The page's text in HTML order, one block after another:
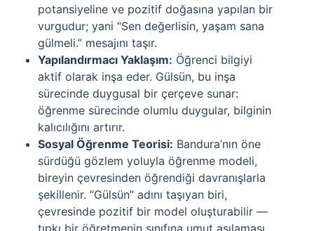
potansiyeline ve pozitif doğasına yapılan bir
vurgudur; yani “Sen değerlisin, yaşam sana
gülmeli.” mesajını taşır.
Yapılandırmacı Yaklaşım: Öğrenci bilgiyi
aktif olarak inşa eder. Gülsün, bu inşa
sürecinde duygusal bir çerçeve sunar:
öğrenme sürecinde olumlu duygular, bilginin
kalıcılığını artırır.
Sosyal Öğrenme Teorisi: Bandura’nın öne
sürdüğü gözlem yoluyla öğrenme modeli,
bireyin çevresinden öğrendiği davranışlarla
şekillenir. “Gülsün” adını taşıyan biri,
çevresinde pozitif bir model oluşturabilir —
tıpkı bir öğretmenin sınıfına umut aşılaması